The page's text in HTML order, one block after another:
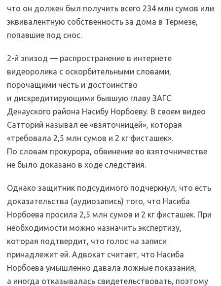
что он должен был получить всего 234 млн сумов или
эквивалентную собственность за дома в Термезе,
попавшие под снос.
2-й эпизод — распространение в интернете
видеоролика с оскорбительными словами,
порочащими честь и достоинство
и дискредитирующими бывшую главу ЗАГС
Денауского района Насибу Норбоеву. В своем видео
Сатторий называл ее «взяточницей», которая
«требовала 2,5 млн сумов и 2 кг фисташек».
По словам прокурора, обвинение во взяточничестве
не было доказано в ходе следствия.
Однако защитник подсудимого подчеркнул, что есть
доказательства (аудиозапись) того, что Насиба
Норбоева просила 2,5 млн сумов и 2 кг фисташек. При
необходимости можно назначить экспертизу,
которая подтвердит, что голос на записи
принадлежит ей. Адвокат считает, что Насиба
Норбоева умышленно давала ложные показания,
а иногда отказывалась свидетельствовать, поэтому